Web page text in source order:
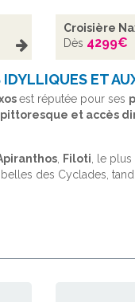
Croisière
Dès 4299€
ET
est réputée pour ses
et accès
, Filoti, le plus
des Cyclades,